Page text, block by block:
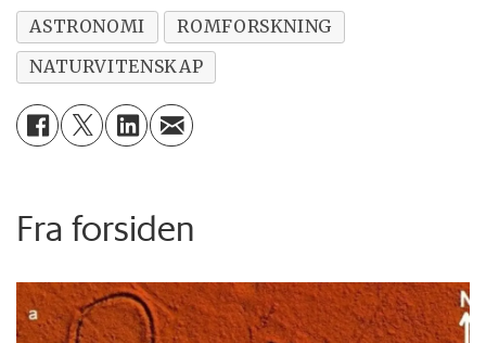
ASTRONOMI
ROMFORSKNING
NATURVITENSKAP
Fra forsiden